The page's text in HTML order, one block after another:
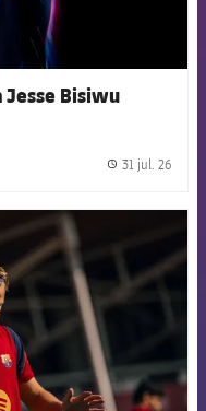
Jesse Bisiwu
31 jul. 26
badge